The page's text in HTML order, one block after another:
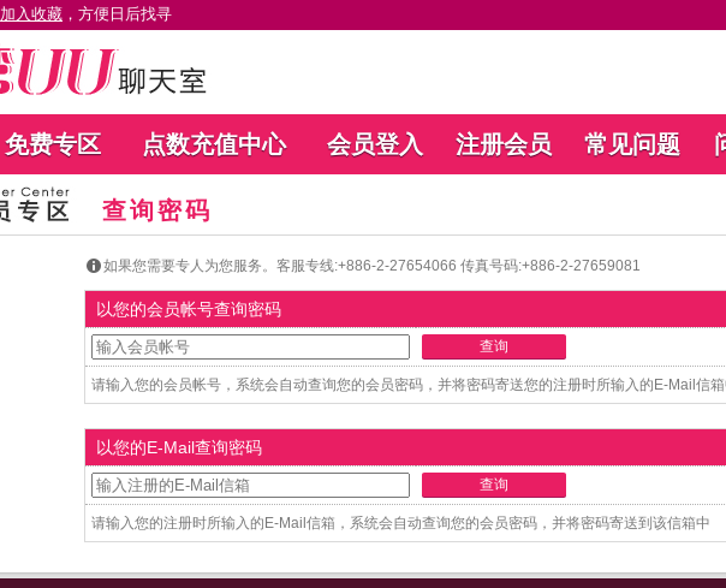
加入收藏 ，方便日后找寻
免费专区 点数充值中心 会员登入 注册会员 常见问题
查询密码
如果您需要专人为您服务。客服专线:+886-2-27654066 传真号码:+886-2-27659081
以您的会员帐号查询密码
请输入您的会员帐号，系统会自动查询您的会员密码，并将密码寄送您的注册时所输入的E-Mail信
以您的E-Mail查询密码
请输入您的注册时所输入的E-Mail信箱，系统会自动查询您的会员密码，并将密码寄送到该信箱中